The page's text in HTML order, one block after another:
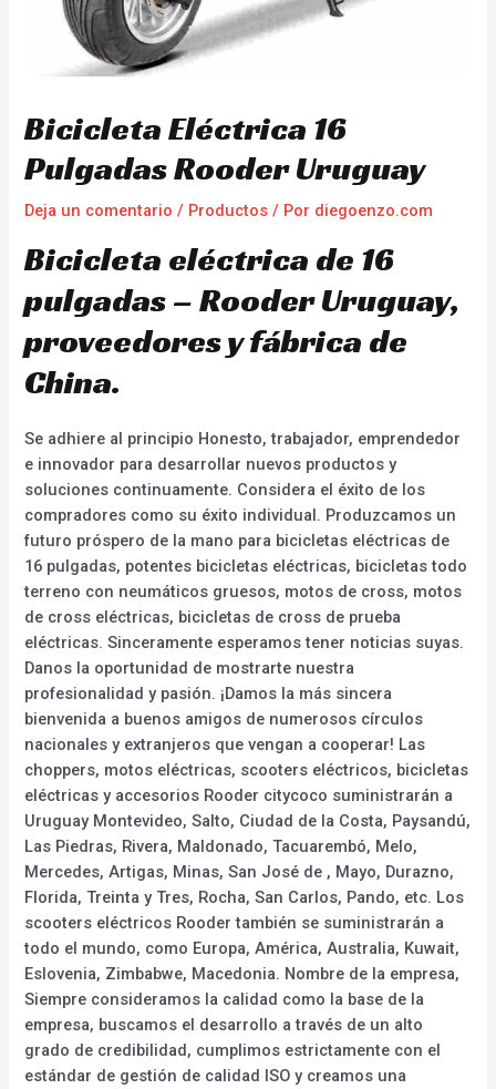
Bicicleta Eléctrica 16
Pulgadas Rooder Uruguay
Deja un comentario / Productos / Por diegoenzo.com
Bicicleta eléctrica de 16
pulgadas – Rooder Uruguay,
proveedores y fábrica de
China.
Se adhiere al principio Honesto, trabajador, emprendedor
e innovador para desarrollar nuevos productos y
soluciones continuamente. Considera el éxito de los
compradores como su éxito individual. Produzcamos un
futuro próspero de la mano para bicicletas eléctricas de
16 pulgadas, potentes bicicletas eléctricas, bicicletas todo
terreno con neumáticos gruesos, motos de cross, motos
de cross eléctricas, bicicletas de cross de prueba
eléctricas. Sinceramente esperamos tener noticias suyas.
Danos la oportunidad de mostrarte nuestra
profesionalidad y pasión. ¡Damos la más sincera
bienvenida a buenos amigos de numerosos círculos
nacionales y extranjeros que vengan a cooperar! Las
choppers, motos eléctricas, scooters eléctricos, bicicletas
eléctricas y accesorios Rooder citycoco suministrarán a
Uruguay Montevideo, Salto, Ciudad de la Costa, Paysandú,
Las Piedras, Rivera, Maldonado, Tacuarembó, Melo,
Mercedes, Artigas, Minas, San José de , Mayo, Durazno,
Florida, Treinta y Tres, Rocha, San Carlos, Pando, etc. Los
scooters eléctricos Rooder también se suministrarán a
todo el mundo, como Europa, América, Australia, Kuwait,
Eslovenia, Zimbabwe, Macedonia. Nombre de la empresa,
Siempre consideramos la calidad como la base de la
empresa, buscamos el desarrollo a través de un alto
grado de credibilidad, cumplimos estrictamente con el
estándar de gestión de calidad ISO y creamos una